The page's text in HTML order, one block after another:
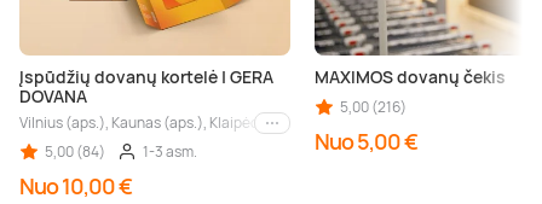
Įspūdžių dovanų kortelė | GERA
DOVANA
Vilnius (aps.), Kaunas (aps.), Klaipėda (aps.), Palanga (aps.), Nida (aps.),
Kiti miestai
5,00 (84)
1-3 asm.
Nuo 10,00 €
MAXIMOS dovanų čekis
5,00 (216)
Nuo 5,00 €